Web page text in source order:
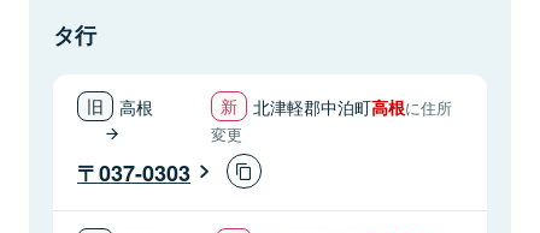
タ行
高根 北津軽郡中泊町高根に住所
変更
037-0303